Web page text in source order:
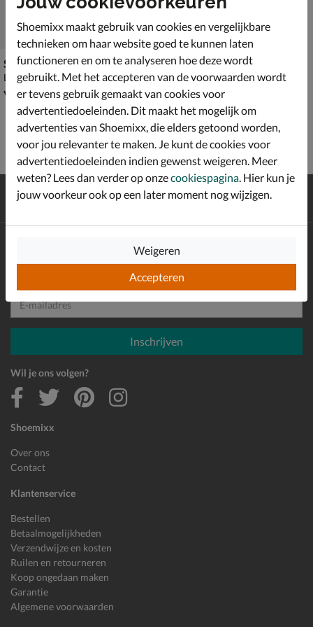
Sun 68 Tom Solid
Lage sneakers - oranje
vanaf € 59,99
v.a. 59,99
verzending en retour*
Shoemixx
Over ons
Contact
Klantenservice
Bestellen
Betaalmogelijkheden
Verzendwijze en kosten
Ruilen en retourneren
Koop ongedaan maken
Garantie
Algemene voorwaarden
Schrijf je in voor de Shoemixx nieuwsbrief en ontvang €10,-
E-mailadres
Inschrijven
Wil je ons volgen?
Shoemixx maakt gebruik van cookies en vergelijkbare
technieken om haar website goed te kunnen laten
functioneren en om te analyseren hoe deze wordt
gebruikt. Met het accepteren van de voorwaarden wordt
er tevens gebruik gemaakt van cookies voor
advertentiedoeleinden. Dit maakt het mogelijk om
advertenties van Shoemixx, die elders getoond worden,
voor jou relevanter te maken. Je kunt de cookies voor
advertentiedoeleinden indien gewenst weigeren. Meer
weten? Lees dan verder op onzecookiespagina . Hier kun je
jouw voorkeur ook op een later moment nog wijzigen.
Accepteren
Weigeren